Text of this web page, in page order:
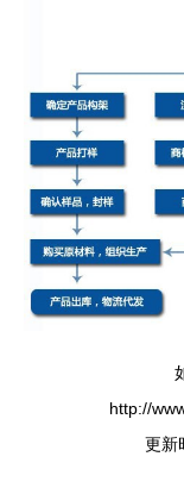
http://
更新